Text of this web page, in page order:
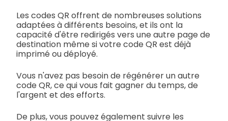
Les codes QR offrent de nombreuses solutions
adaptées à différents besoins, et ils ont la
capacité d'être redirigés vers une autre page de
destination même si votre code QR est déjà
imprimé ou déployé.
Vous n'avez pas besoin de régénérer un autre
code QR, ce qui vous fait gagner du temps, de
l'argent et des efforts.
De plus, vous pouvez également suivre les